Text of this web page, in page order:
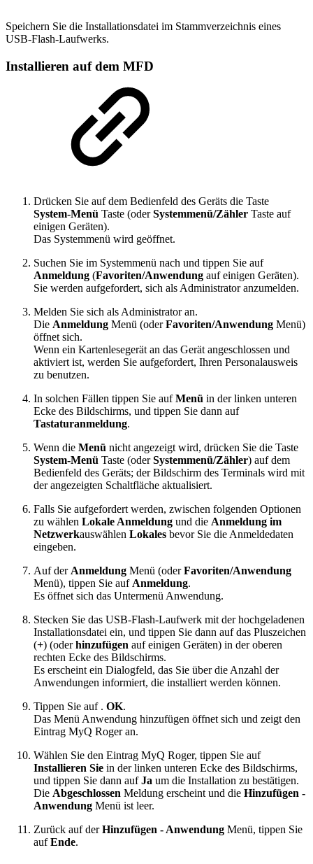
Speichern Sie die Installationsdatei im Stammverzeichnis eines
USB-Flash-Laufwerks.
Installieren auf dem MFD
Drücken Sie auf dem Bedienfeld des Geräts die Taste
System-Menü Taste (oderSystemmenü/Zähler Taste auf
einigen Geräten).
Das Systemmenü wird geöffnet.
Suchen Sie im Systemmenü nach und tippen Sie auf
Anmeldung (Favoriten/Anwendung auf einigen Geräten).
Sie werden aufgefordert, sich als Administrator anzumelden.
Melden Sie sich als Administrator an.
Die Anmeldung Menü (oderFavoriten/Anwendung Menü)
öffnet sich.
Wenn ein Kartenlesegerät an das Gerät angeschlossen und
aktiviert ist, werden Sie aufgefordert, Ihren Personalausweis
zu benutzen.
In solchen Fällen tippen Sie aufMenü in der linken unteren
Ecke des Bildschirms, und tippen Sie dann auf
Tastaturanmeldung.
Wenn die Menü nicht angezeigt wird, drücken Sie die Taste
System-Menü Taste (oderSystemmenü/Zähler) auf dem
Bedienfeld des Geräts; der Bildschirm des Terminals wird mit
der angezeigten Schaltfläche aktualisiert.
Falls Sie aufgefordert werden, zwischen folgenden Optionen
zu wählen Lokale Anmeldung und die Anmeldung im
Netzwerkauswählen Lokales bevor Sie die Anmeldedaten
eingeben.
Auf derAnmeldung Menü (oderFavoriten/Anwendung
Menü), tippen Sie aufAnmeldung.
Es öffnet sich das Untermenü Anwendung.
Stecken Sie das USB-Flash-Laufwerk mit der hochgeladenen
Installationsdatei ein, und tippen Sie dann auf das Pluszeichen
(+) (oderhinzufügen auf einigen Geräten) in der oberen
rechten Ecke des Bildschirms.
Es erscheint ein Dialogfeld, das Sie über die Anzahl der
Anwendungen informiert, die installiert werden können.
Tippen Sie auf . OK.
Das Menü Anwendung hinzufügen öffnet sich und zeigt den
Eintrag MyQ Roger an.
Wählen Sie den Eintrag MyQ Roger, tippen Sie auf
Installieren Sie in der linken unteren Ecke des Bildschirms,
und tippen Sie dann aufJa um die Installation zu bestätigen.
Die Abgeschlossen Meldung erscheint und die Hinzufügen -
Anwendung Menü ist leer.
Zurück auf derHinzufügen - Anwendung Menü, tippen Sie
aufEnde.